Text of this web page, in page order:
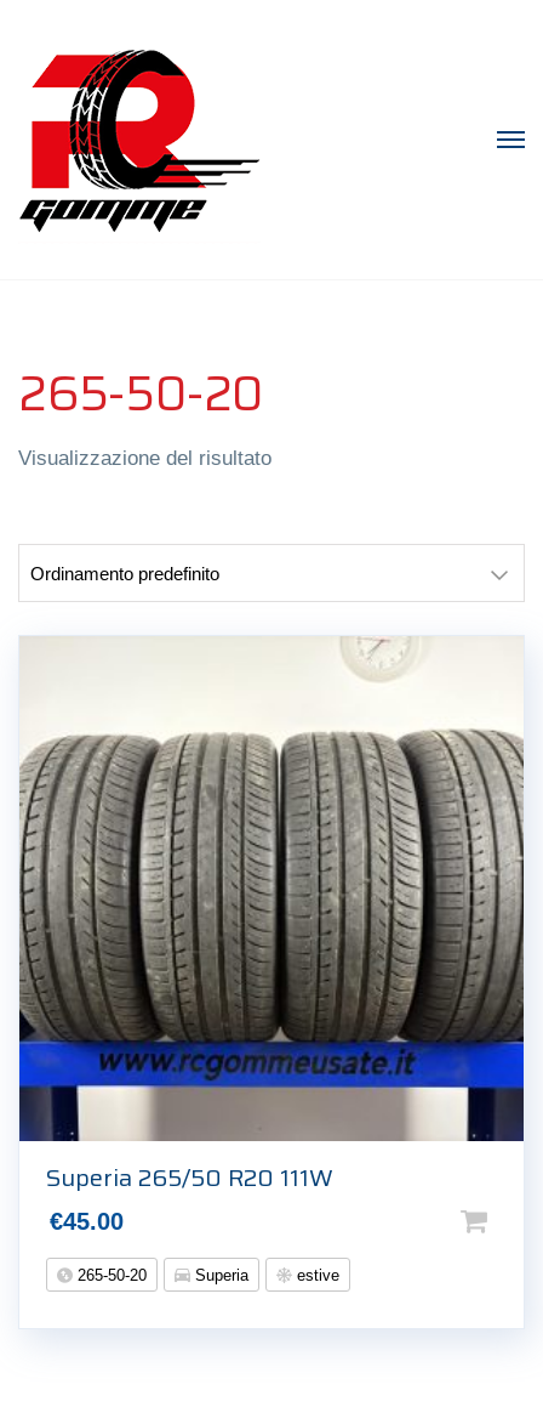
265-50-20
Visualizzazione del risultato
Superia 265/50 R20 111W
€45.00
265-50-20 Superia estive